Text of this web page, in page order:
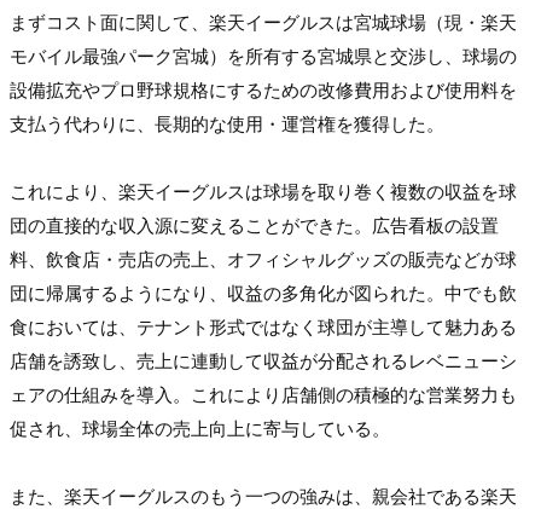
まずコスト面に関して、楽天イーグルスは宮城球場（現・楽天
モバイル最強パーク宮城）を所有する宮城県と交渉し、球場の
設備拡充やプロ野球規格にするための改修費用および使用料を
支払う代わりに、長期的な使用・運営権を獲得した。
これにより、楽天イーグルスは球場を取り巻く複数の収益を球
団の直接的な収入源に変えることができた。広告看板の設置
料、飲食店・売店の売上、オフィシャルグッズの販売などが球
団に帰属するようになり、収益の多角化が図られた。中でも飲
食においては、テナント形式ではなく球団が主導して魅力ある
店舗を誘致し、売上に連動して収益が分配されるレベニューシ
ェアの仕組みを導入。これにより店舗側の積極的な営業努力も
促され、球場全体の売上向上に寄与している。
また、楽天イーグルスのもう一つの強みは、親会社である楽天